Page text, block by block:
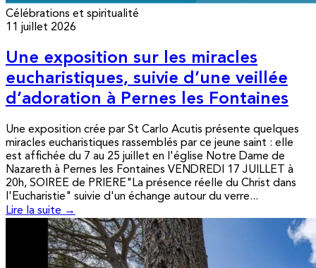
Célébrations et spiritualité
11 juillet 2026
Une exposition sur les miracles
eucharistiques, suivie d’une veillée
d’adoration à Pernes les Fontaines
Une exposition crée par St Carlo Acutis présente quelques
miracles eucharistiques rassemblés par ce jeune saint : elle
est affichée du 7 au 25 juillet en l'église Notre Dame de
Nazareth à Pernes les Fontaines VENDREDI 17 JUILLET à
20h, SOIREE de PRIERE"La présence réelle du Christ dans
l'Eucharistie" suivie d'un échange autour du verre...
Lire la suite →